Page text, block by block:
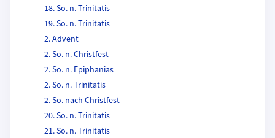
18. So. n. Trinitatis
19. So. n. Trinitatis
2. Advent
2. So. n. Christfest
2. So. n. Epiphanias
2. So. n. Trinitatis
2. So. nach Christfest
20. So. n. Trinitatis
21. So. n. Trinitatis